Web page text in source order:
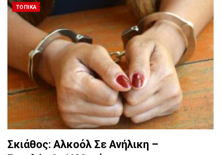
ΤΟΠΙΚΆ
Σκιάθος: Αλκοόλ Σε Ανήλικη –